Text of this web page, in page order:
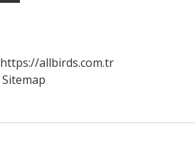
https://allbirds.com.tr
Sitemap